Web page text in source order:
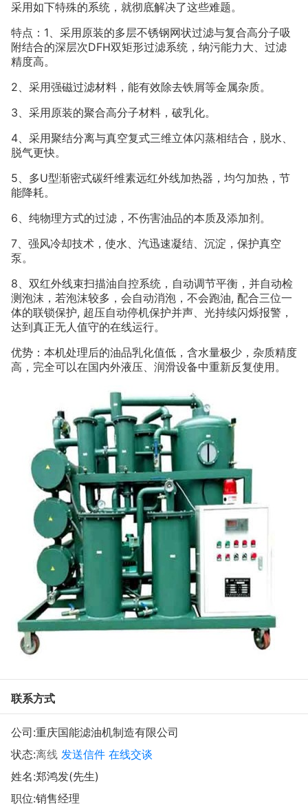
采用如下特殊的系统，就彻底解决了这些难题。
特点： 1 、采用原装的多层不锈钢网状过滤与复合高分子吸
附结合的深层次DFH双矩形过滤系统，纳污能力大、过滤
精度高。
2 、采用强磁过滤材料，能有效除去铁屑等金属杂质。
3 、采用原装的聚合高分子材料，破乳化。
4 、采用聚结分离与真空复式三维立体闪蒸相结合，脱水、
脱气更快。
5 、多U型渐密式碳纤维素远红外线加热器，均匀加热，节
能降耗。
6 、纯物理方式的过滤，不伤害油品的本质及添加剂。
7 、强风冷却技术，使水、汽迅速凝结、沉淀，保护真空
泵。
8 、双红外线束扫描油自控系统，自动调节平衡，并自动检
测泡沫，若泡沫较多，会自动消泡，不会跑油, 配合三位一
体的联锁保护, 超压自动停机保护并声、光持续闪烁报警，
达到真正无人值守的在线运行。
优势：本机处理后的油品乳化值低，含水量极少，杂质精度
高，完全可以在国内外液压、润滑设备中重新反复使用。
联系方式
公司:重庆国能滤油机制造有限公司
状态:离线 发送信件 在线交谈
姓名:郑鸿发(先生)
职位:销售经理